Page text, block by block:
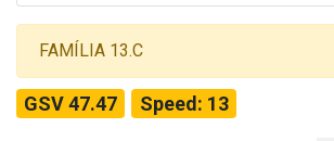
FAMÍLIA 13.C
GSV 47.47 Speed: 13